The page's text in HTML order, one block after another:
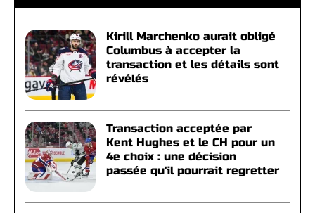
Kirill Marchenko aurait obligé
Columbus à accepter la
transaction et les détails sont
révélés
Transaction acceptée par
Kent Hughes et le CH pour un
4e choix : une décision
passée qu'il pourrait regretter